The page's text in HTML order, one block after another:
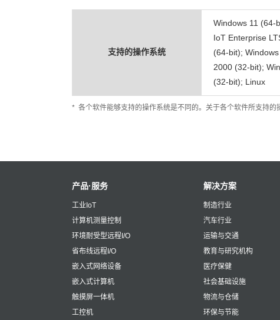
支持的操作系统
Windows 11 (64-
IoT Enterprise
(64-bit);
2000 (32-bit);
(32-bit); Linux
* 各个软件能够支持的操作系统是不同的。关于各个软件所支持
产品·服务
工业IoT
计算机测量控制
环境耐受型远程I/O
省布线远程I/O
嵌入式网络设备
嵌入式计算机
触摸屏一体机
工控机
解决方案
制造行业
汽车行业
运输与交通
教育与研究机构
医疗保健
社会基础设施
物流与仓储
环保与节能